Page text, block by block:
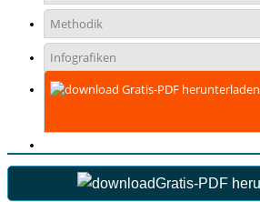
Methodik
Infografiken
Gratis-PDF herunterladen
Gratis-PDF